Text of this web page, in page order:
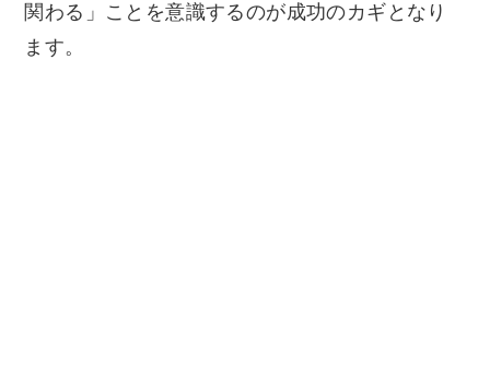
関わる」ことを意識するのが成功のカギとなり
ます。